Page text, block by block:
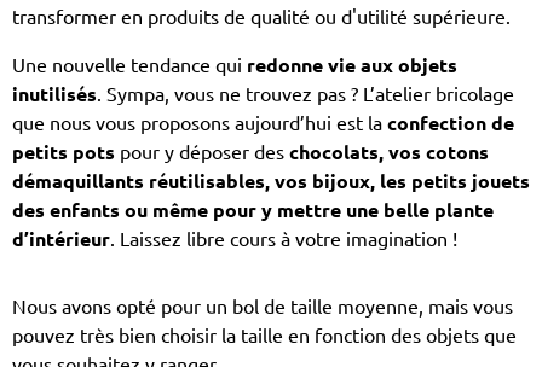
transformer en produits de qualité ou d'utilité supérieure.
Une nouvelle tendance qui redonne vie aux objets
inutilisés. Sympa, vous ne trouvez pas ? L’atelier bricolage
que nous vous proposons aujourd’hui est la confection de
petits pots pour y déposer des chocolats, vos cotons
démaquillants réutilisables, vos bijoux, les petits jouets
des enfants ou même pour y mettre une belle plante
d’intérieur. Laissez libre cours à votre imagination !
Nous avons opté pour un bol de taille moyenne, mais vous
pouvez très bien choisir la taille en fonction des objets que